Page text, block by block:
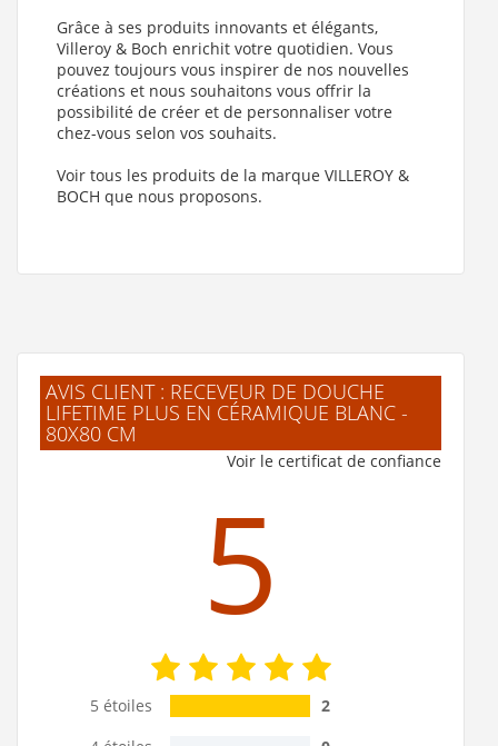
Grâce à ses produits innovants et élégants,
Villeroy & Boch enrichit votre quotidien. Vous
pouvez toujours vous inspirer de nos nouvelles
créations et nous souhaitons vous offrir la
possibilité de créer et de personnaliser votre
chez-vous selon vos souhaits.
Voir tous les produits de la marque VILLEROY &
BOCH que nous proposons.
AVIS CLIENT : RECEVEUR DE DOUCHE
LIFETIME PLUS EN CÉRAMIQUE BLANC -
80X80 CM
Voir le certificat de confiance
5
5 étoiles
2